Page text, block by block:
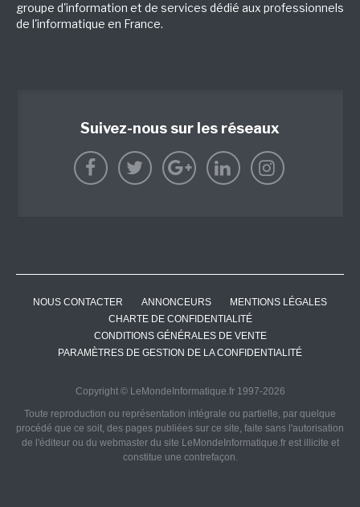
groupe d'information et de services dédié aux professionnels
de l'informatique en France.
Suivez-nous sur les réseaux
NOUS CONTACTER ANNONCEURS
MENTIONS LÉGALES
CHARTE DE CONFIDENTIALITÉ
CONDITIONS GÉNÉRALES DE VENTE
PARAMÈTRES DE GESTION DE LA CONFIDENTIALITÉ
Copyright © LeMondeInformatique.fr 1997-2026
Toute reproduction ou représentation intégrale ou partielle, par quelque
procédé que ce soit, des pages publiées sur ce site, faite sans l'autorisation
de l'éditeur ou du webmaster du site LeMondeInformatique.fr est illicite et
constitue une contrefaçon.